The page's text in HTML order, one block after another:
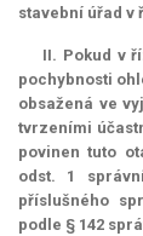
stavební úřad v
II. Pokud v
pochybnosti
obsažená ve
tvrzeními
povinen tuto
odst. 1
příslušného
podle § 142